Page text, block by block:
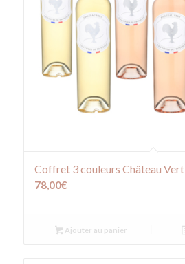
Coffret 3 couleurs Château Vert
78,00€
Ajouter au panier